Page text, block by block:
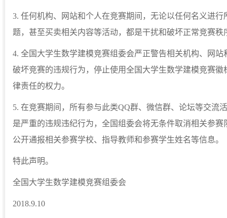
3. 任何机构、网站和个人在竞赛期间，无论以任何名义进
题，甚至买卖相关内容等活动，都是干扰和破坏正常竞赛秩
4. 全国大学生数学建模竞赛组委会严正警告相关机构、网
破坏竞赛的违规行为，停止使用全国大学生数学建模竞赛徽
律责任的权力。
5. 在竞赛期间，所有参与此类QQ群、微信群、论坛等交流
是严重的违规违纪行为，全国组委会将无条件取消相关参
公开通报相关参赛学校、指导教师和参赛学生姓名等信息。
特此声明。
全国大学生数学建模竞赛组委会
2018.9.10